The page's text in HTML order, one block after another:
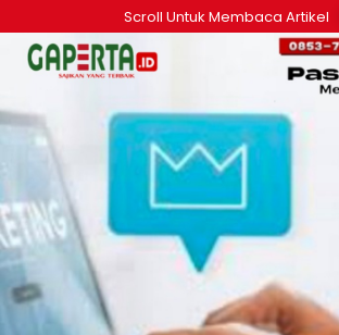
ke
konten
Scroll Untuk Membaca Artikel